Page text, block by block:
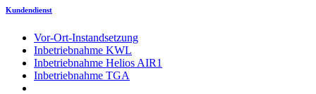
Kundendienst
Vor-Ort-Instandsetzung
Inbetriebnahme KWL
Inbetriebnahme Helios AIR1
Inbetriebnahme TGA